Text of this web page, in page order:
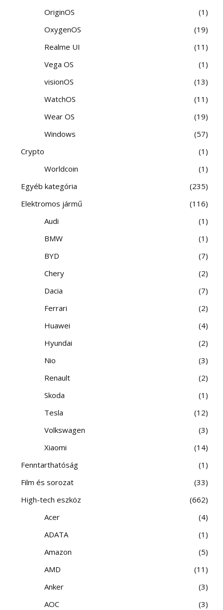
OriginOS
1
OxygenOS
19
Realme UI
11
Vega OS
1
visionOS
13
WatchOS
11
Wear OS
19
Windows
57
Crypto
1
Worldcoin
1
Egyéb kategória
235
Elektromos jármű
116
Audi
1
BMW
1
BYD
7
Chery
2
Dacia
7
Ferrari
2
Huawei
4
Hyundai
2
Nio
3
Renault
2
Skoda
1
Tesla
12
Volkswagen
3
Xiaomi
14
Fenntarthatóság
1
Film és sorozat
33
High-tech eszköz
662
Acer
4
ADATA
1
Amazon
5
AMD
11
Anker
3
AOC
3